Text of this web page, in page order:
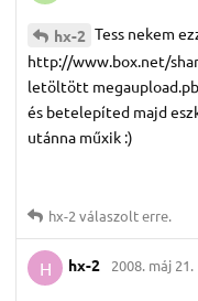
hx-2 Tess nekem
http://www.box.net/
letöltött
és betelepíted majd
utánna műxik :)
hx-2 válaszolt erre.
H hx-2 2008. máj 21.